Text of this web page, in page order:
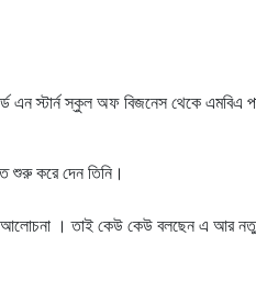
এন স্টার্ন স্কুল অফ বিজনেস থেকে এমবিএ
শুরু করে দেন তিনি।
আলোচনা । তাই কেউ কেউ বলছেন এ আর